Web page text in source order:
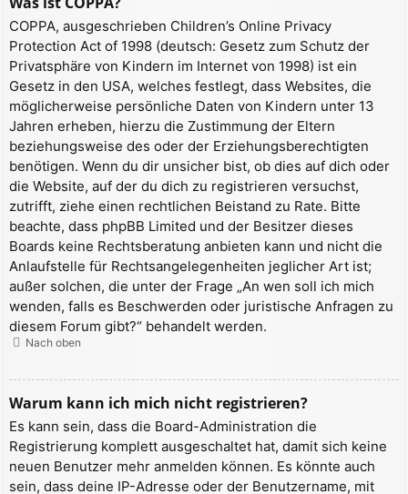
COPPA, ausgeschrieben Children’s Online Privacy
Protection Act of 1998 (deutsch: Gesetz zum Schutz der
Privatsphäre von Kindern im Internet von 1998) ist ein
Gesetz in den USA, welches festlegt, dass Websites, die
möglicherweise persönliche Daten von Kindern unter 13
Jahren erheben, hierzu die Zustimmung der Eltern
beziehungsweise des oder der Erziehungsberechtigten
benötigen. Wenn du dir unsicher bist, ob dies auf dich oder
die Website, auf der du dich zu registrieren versuchst,
zutrifft, ziehe einen rechtlichen Beistand zu Rate. Bitte
beachte, dass phpBB Limited und der Besitzer dieses
Boards keine Rechtsberatung anbieten kann und nicht die
Anlaufstelle für Rechtsangelegenheiten jeglicher Art ist;
außer solchen, die unter der Frage „An wen soll ich mich
wenden, falls es Beschwerden oder juristische Anfragen zu
diesem Forum gibt?“ behandelt werden.
Nach oben
Warum kann ich mich nicht registrieren?
Es kann sein, dass die Board-Administration die
Registrierung komplett ausgeschaltet hat, damit sich keine
neuen Benutzer mehr anmelden können. Es könnte auch
sein, dass deine IP-Adresse oder der Benutzername, mit